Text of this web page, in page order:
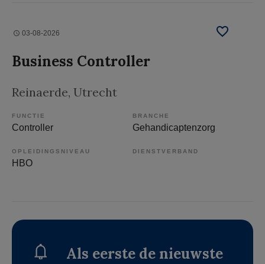
03-08-2026
Business Controller
Reinaerde, Utrecht
FUNCTIE
Controller
BRANCHE
Gehandicaptenzorg
OPLEIDINGSNIVEAU
HBO
DIENSTVERBAND
Als eerste de nieuwste